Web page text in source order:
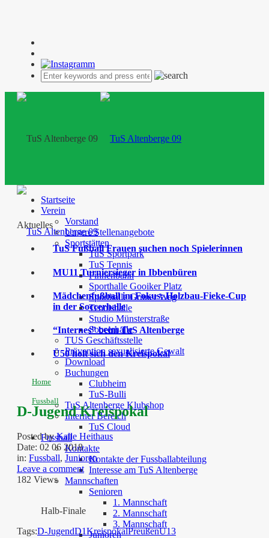
Startseite
Verein
Vorstand
Unsere Stellenangebote
Sportstätten
TuS Sportpark
TuS Tennis
Finnenbahn
Sporthalle Gooiker Platz
Sporthalle Grüner Weg
Tennishalle
Studio Münsterstraße
Soccerhalle
TUS Geschäftsstelle
Prävention sexualisierte Gewalt
Download
Buchungen
Clubheim
TuS-Bulli
TuS Altenberge Klubshop
Interner Bereich
TuS Cloud
Fussball
Kontakte
Kontakte der Fussballabteilung
Interesse am TuS Altenberge
Mannschaften
Senioren
1. Mannschaft
2. Mannschaft
3. Mannschaft
Junioren
Aktuelles
TuS Fußball Frauen suchen noch Spielerinnen
MU11 Turniersieger in Ibbenbüren
Mädchenfußball im Fokus: Holzbau-Fieke-Cup
in der Soccerhalle
“Internes” beim TuS Altenberge
Ü50 holt sich den Kreispokal
Home
Fussball
D-Jugend Kreispokal
Posted byKalle Heithaus
Date: 02 06 2018
in: Fussball, Junioren
Leave a comment
182 Views
Halb-Finale
Tags:D-JugendD1KreispokalPreußenU13